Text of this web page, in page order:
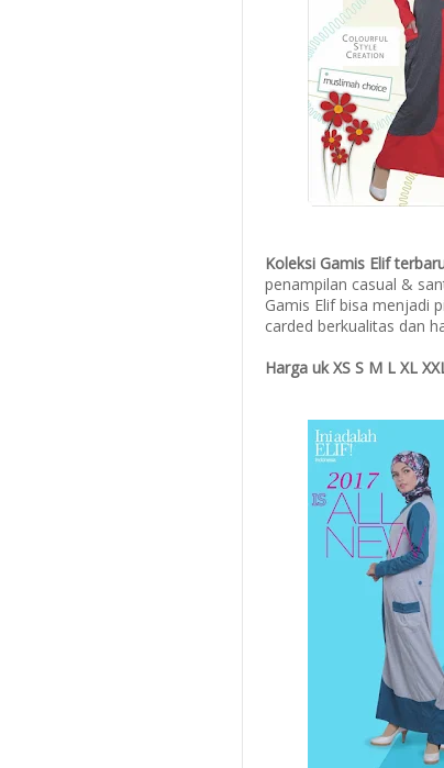
Koleksi Gamis Elif
penampilan casual &
Gamis Elif bisa menjadi
carded berkualitas dan
Harga uk XS S M L XL